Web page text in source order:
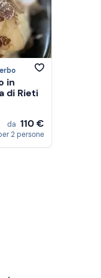
in
di Rieti
da 110 €
2 persone